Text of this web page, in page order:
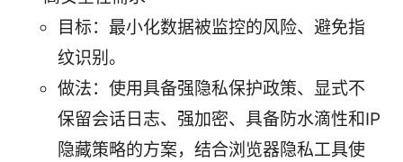
目标：最小化数据被监控的风险、避免指
纹识别。
做法：使用具备强隐私保护政策、显式不
保留会话日志、强加密、具备防水滴性和IP
隐藏策略的方案，结合浏览器隐私工具使